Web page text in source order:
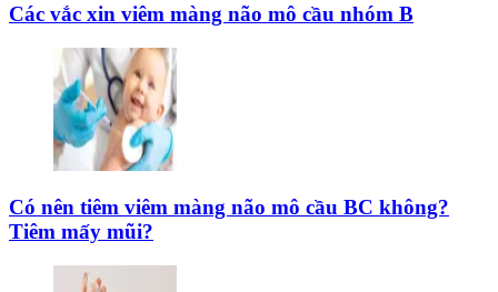
Các vắc xin viêm màng não mô cầu nhóm B
Có nên tiêm viêm màng não mô cầu BC không?
Tiêm mấy mũi?